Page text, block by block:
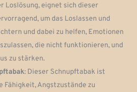
Loslösung, eignet sich dieser
um das Loslassen und
und dabei zu helfen, Emotionen
die nicht funktionieren, und
zu stärken.
: Dieser Schnupftabak ist
Fähigkeit, Angstzustände zu